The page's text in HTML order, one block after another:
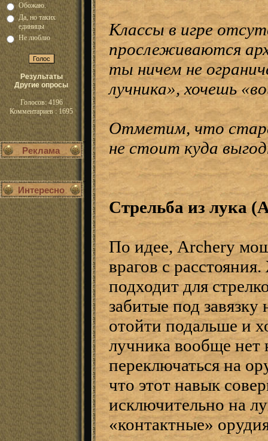
Обожаю.
Да, но таких
единицы
Не люблю
Результаты
Другие опросы
Голосов: 4196
Комментариев : 1695
Реклама
Интересно
Классы в игре
прослеживаются
ты ничем не
лучника», хочешь
Отметим, что
не стоит куда
Стрельба из лука
По идее, Archery
врагов с
подходит для
забитые под
отойти подальше и
лучника вообще нет
переключаться на
что этот навык
исключительно на
«контактные»